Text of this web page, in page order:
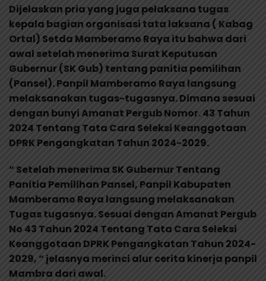
Dijelaskan pria yang juga pelaksana tugas
kepala bagian organisasi tata laksana ( Kabag
Ortal) Setda Mamberamo Raya itu bahwa dari
awal setelah menerima Surat Keputusan
Gubernur (SK Gub) tentang panitia pemilihan
(Pansel). Panpil Mamberamo Raya langsung
melaksanakan tugas-tugasnya. Dimana sesuai
dengan bunyi Amanat Pergub Nomor. 43 Tahun
2024 Tentang Tata Cara Seleksi Keanggotaan
DPRK Pengangkatan Tahun 2024-2029.
“ Setelah menerima SK Gubernur Tentang
Panitia Pemilihan Pansel, Panpil Kabupaten
Mamberamo Raya langsung melaksanakan
Tugas tugasnya. Sesuai dengan Amanat Pergub
No 43 Tahun 2024 Tentang Tata Cara Seleksi
Keanggotaan DPRK Pengangkatan Tahun 2024-
2029, “ jelasnya merinci alur cerita kinerja panpil
Mambra dari awal.